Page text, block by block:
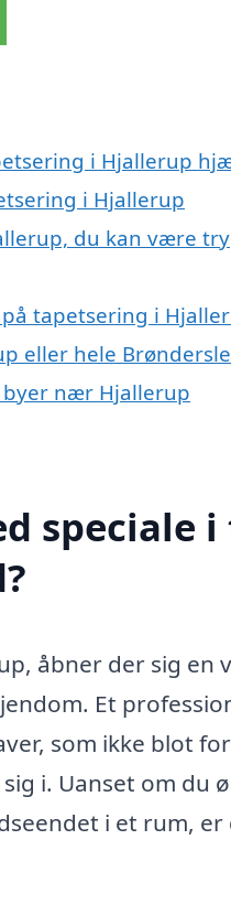
i Hjallerup
i Hjallerup
du kan være
tapetsering i
eller hele
nær Hjallerup
speciale
åbner der sig en
Et
som ikke blot
i. Uanset om du
i et rum,